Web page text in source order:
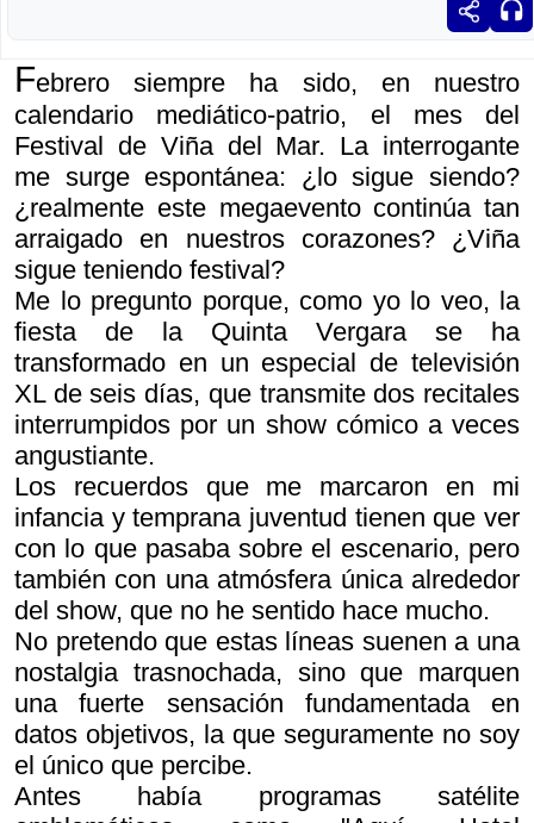
Febrero siempre ha sido, en nuestro
calendario mediático-patrio, el mes del
Festival de Viña del Mar. La interrogante
me surge espontánea: ¿lo sigue siendo?
¿realmente este megaevento continúa tan
arraigado en nuestros corazones? ¿Viña
sigue teniendo festival?
Me lo pregunto porque, como yo lo veo, la
fiesta de la Quinta Vergara se ha
transformado en un especial de televisión
XL de seis días, que transmite dos recitales
interrumpidos por un show cómico a veces
angustiante.
Los recuerdos que me marcaron en mi
infancia y temprana juventud tienen que ver
con lo que pasaba sobre el escenario, pero
también con una atmósfera única alrededor
del show, que no he sentido hace mucho.
No pretendo que estas líneas suenen a una
nostalgia trasnochada, sino que marquen
una fuerte sensación fundamentada en
datos objetivos, la que seguramente no soy
el único que percibe.
Antes había programas satélite